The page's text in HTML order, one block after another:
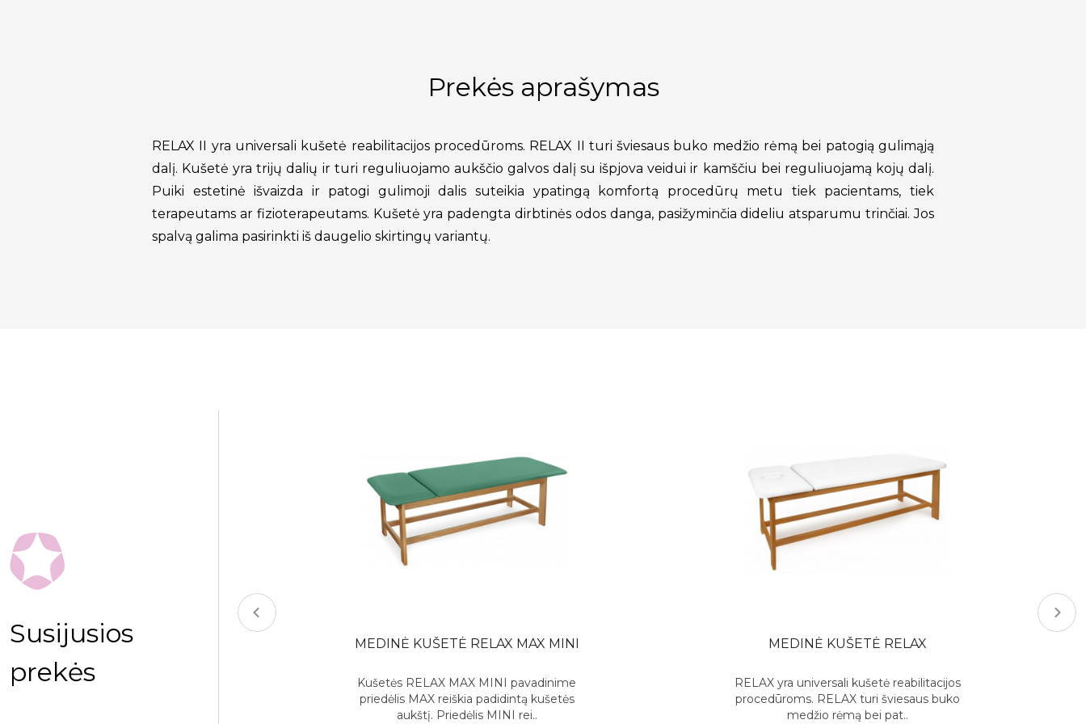
Prekės aprašymas
RELAX II yra universali kušetė reabilitacijos procedūroms. RELAX II turi šviesaus buko medžio rėmą bei patogią gulimąją
dalį. Kušetė yra trijų dalių ir turi reguliuojamo aukščio galvos dalį su išpjova veidui ir kamščiu bei reguliuojamą kojų dalį.
Puiki estetinė išvaizda ir patogi gulimoji dalis suteikia ypatingą komfortą procedūrų metu tiek pacientams, tiek
terapeutams ar fizioterapeutams. Kušetė yra padengta dirbtinės odos danga, pasižyminčia dideliu atsparumu trinčiai. Jos
spalvą galima pasirinkti iš daugelio skirtingų variantų.
Susijusios
prekės
KUŠETĖ AFRODYTA I
I yra kušetė, naudojama tiek
MEDINĖ KUŠETĖ RELAX MAX MINI
Kušetės RELAX MAX MINI pavadinime
priedėlis MAX reiškia padidintą kušetės
aukštį. Priedėlis MINI rei..
MEDINĖ KUŠETĖ RELAX
RELAX yra universali kušetė reabilitacijos
procedūroms. RELAX turi šviesaus buko
medžio rėmą bei pat..